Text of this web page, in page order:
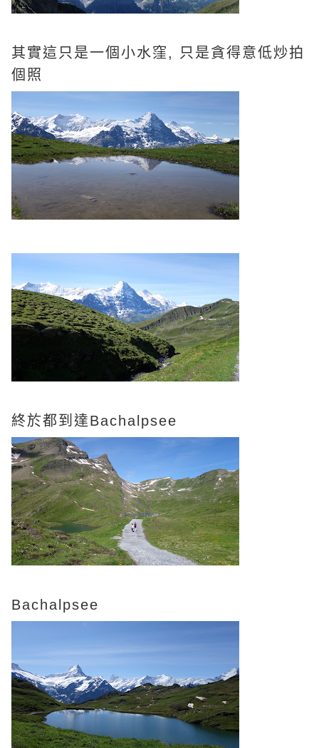
其實這只是一個小水窪, 只是貪得意低炒拍
個照
終於都到達Bachalpsee
Bachalpsee